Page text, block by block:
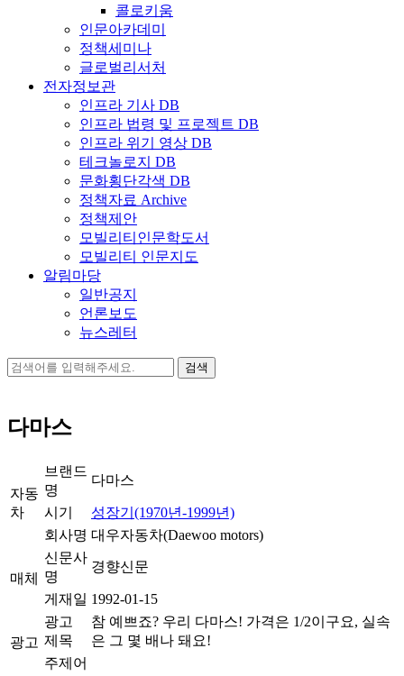
콜로키움
인문아카데미
정책세미나
글로벌리서처
전자정보관
인프라 기사 DB
인프라 법령 및 프로젝트 DB
인프라 위기 영상 DB
테크놀로지 DB
문화횡단각색 DB
정책자료 Archive
정책제안
모빌리티인문학도서
모빌리티 인문지도
알림마당
일반공지
언론보도
뉴스레터
검
다마스
자동
차
브랜드
명
다마스
시기
성장기(1970년-1999년)
회사명 대우자동차(Daewoo motors)
매체
신문사
명
경향신문
게재일 1992-01-15
광고
광고
제목
참 예쁘죠? 우리 다마스! 가격은 1/2이구요, 실속
은 그 몇 배나 돼요!
주제어